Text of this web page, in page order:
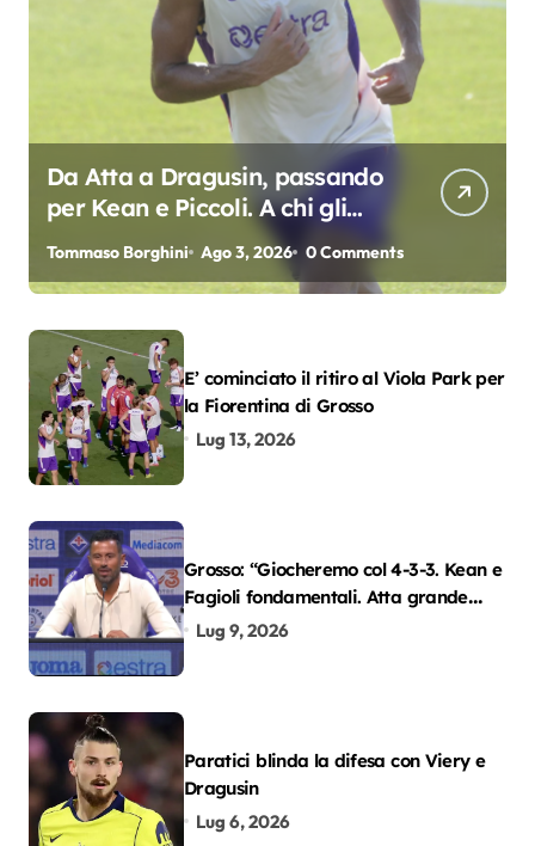
Da Atta a Dragusin, passando
per Kean e Piccoli. A chi gli
oscar del precampionato?
Tommaso Borghini Ago 3, 2026 0 Comments
E’ cominciato il ritiro al Viola Park per
la Fiorentina di Grosso
Lug 13, 2026
Grosso: “Giocheremo col 4-3-3. Kean e
Fagioli fondamentali. Atta grande
colpo”
Lug 9, 2026
Paratici blinda la difesa con Viery e
Dragusin
Lug 6, 2026